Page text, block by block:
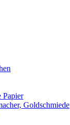
Papier
Goldschmiede